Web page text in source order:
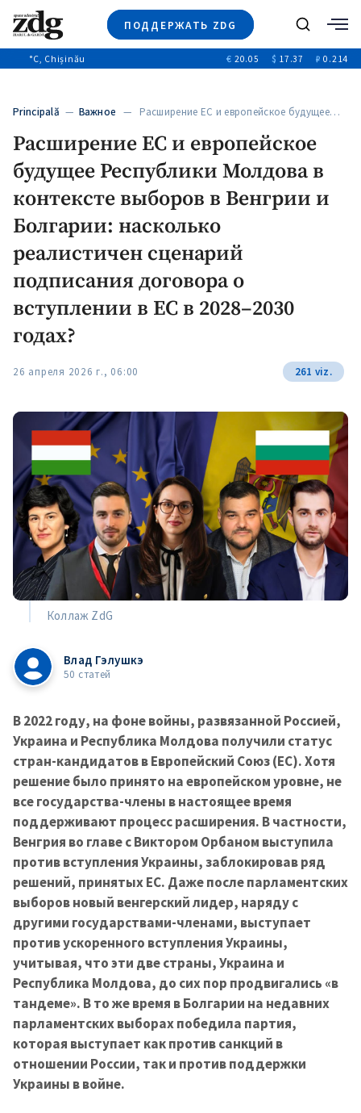
ПОДДЕРЖАТЬ ZDG
Новости
Расследования
Общество
+312
Поиск
°C, Chișinău € 20.05 $ 17.37 ₽ 0.214
Principală — Важное — Расширение ЕС и европейское будущее…
Расширение ЕС и европейское
будущее Республики Молдова в
контексте выборов в Венгрии и
Болгарии: насколько
реалистичен сценарий
подписания договора о
вступлении в ЕС в 2028–2030
годах?
26 апреля 2026 г., 06:00 261 viz.
Коллаж ZdG
Влад Гэлушкэ
50 статей
В 2022 году, на фоне войны, развязанной Россией,
Украина и Республика Молдова получили статус
стран-кандидатов в Европейский Союз (ЕС). Хотя
решение было принято на европейском уровне, не
все государства-члены в настоящее время
поддерживают процесс расширения. В частности,
Венгрия во главе с Виктором Орбаном выступила
против вступления Украины, заблокировав ряд
решений, принятых ЕС. Даже после парламентских
выборов новый венгерский лидер, наряду с
другими государствами-членами, выступает
против ускоренного вступления Украины,
учитывая, что эти две страны, Украина и
Республика Молдова, до сих пор продвигались «в
тандеме». В то же время в Болгарии на недавних
парламентских выборах победила партия,
которая выступает как против санкций в
отношении России, так и против поддержки
Украины в войне.